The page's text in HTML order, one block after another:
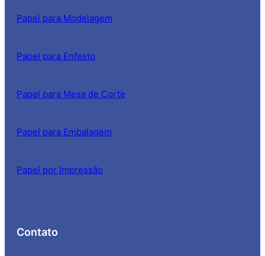
Papel para Modelagem
Papel para Enfesto
Papel para Mesa de Corte
Papel para Embalagem
Papel por Impressão
Contato